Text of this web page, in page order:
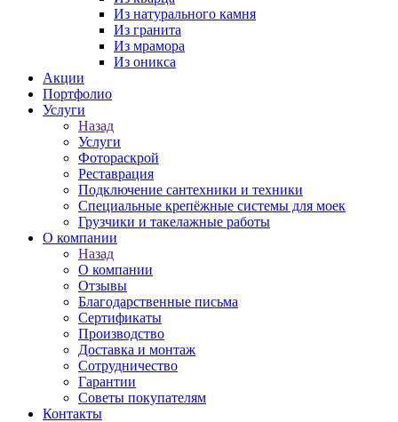
Из натурального камня
Из гранита
Из мрамора
Из оникса
Акции
Портфолио
Услуги
Назад
Услуги
Фотораскрой
Реставрация
Подключение сантехники и техники
Специальные крепёжные системы для моек
Грузчики и такелажные работы
О компании
Назад
О компании
Отзывы
Благодарственные письма
Сертификаты
Производство
Доставка и монтаж
Сотрудничество
Гарантии
Советы покупателям
Контакты